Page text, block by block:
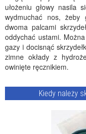
ułożeniu głowy nasila
wydmuchać nos, żeby
dwoma palcami
oddychać ustami.
gazy i docisnąć
zimne okłady z
owinięte ręcznikiem.
Kiedy należy